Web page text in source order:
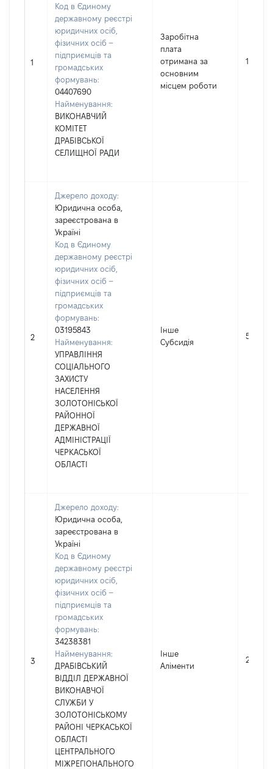
1
Код в Єдиному
державному реєстрі
юридичних осіб,
фізичних осіб –
підприємців та
громадських
формувань:
04407690
Найменування:
ВИКОНАВЧИЙ
КОМІТЕТ
ДРАБІВСЬКОЇ
СЕЛИЩНОЇ РАДИ
Заробітна
плата
отримана за
основним
місцем роботи
146479
2
Джерело доходу:
Юридична особа,
зареєстрована в
Україні
Код в Єдиному
державному реєстрі
юридичних осіб,
фізичних осіб –
підприємців та
громадських
формувань:
03195843
Найменування:
УПРАВЛІННЯ
СОЦІАЛЬНОГО
ЗАХИСТУ
НАСЕЛЕННЯ
ЗОЛОТОНІСЬКОЇ
РАЙОННОЇ
ДЕРЖАВНОЇ
АДМІНІСТРАЦІЇ
ЧЕРКАСЬКОЇ
ОБЛАСТІ
Інше
Субсидія
5244
3
Джерело доходу:
Юридична особа,
зареєстрована в
Україні
Код в Єдиному
державному реєстрі
юридичних осіб,
фізичних осіб –
підприємців та
громадських
формувань:
34238381
Найменування:
ДРАБІВСЬКИЙ
ВІДДІЛ ДЕРЖАВНОЇ
ВИКОНАВЧОЇ
СЛУЖБИ У
ЗОЛОТОНІСЬКОМУ
РАЙОНІ ЧЕРКАСЬКОЇ
ОБЛАСТІ
ЦЕНТРАЛЬНОГО
МІЖРЕГІОНАЛЬНОГО
Інше
Аліменти
211956